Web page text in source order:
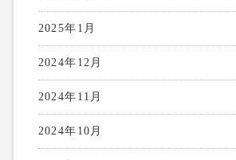
2025年1月
2024年12月
2024年11月
2024年10月